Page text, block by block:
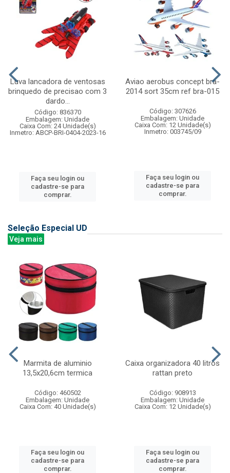
Luva lancadora de ventosas
brinquedo de precisao com 3
dardo...
Código: 836370
Embalagem: Unidade
Caixa Com: 24 Unidade(s)
Inmetro: ABCP-BRI-0404-2023-16
Faça seu login ou
cadastre-se para
comprar.
Aviao aerobus concept bra-
2014 sort 35cm ref bra-015
Código: 307626
Embalagem: Unidade
Caixa Com: 12 Unidade(s)
Inmetro: 003745/09
Faça seu login ou
cadastre-se para
comprar.
Seleção Especial UD
Veja mais
Marmita de aluminio
13,5x20,6cm termica
Código: 460502
Embalagem: Unidade
Caixa Com: 40 Unidade(s)
Faça seu login ou
cadastre-se para
comprar.
Caixa organizadora 40 litros
rattan preto
Código: 908913
Embalagem: Unidade
Caixa Com: 12 Unidade(s)
Faça seu login ou
cadastre-se para
comprar.